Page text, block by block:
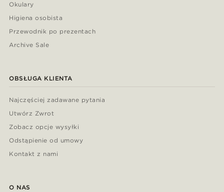
Okulary
Higiena osobista
Przewodnik po prezentach
Archive Sale
OBSŁUGA KLIENTA
Najczęściej zadawane pytania
Utwórz Zwrot
Zobacz opcje wysyłki
Odstąpienie od umowy
Kontakt z nami
O NAS